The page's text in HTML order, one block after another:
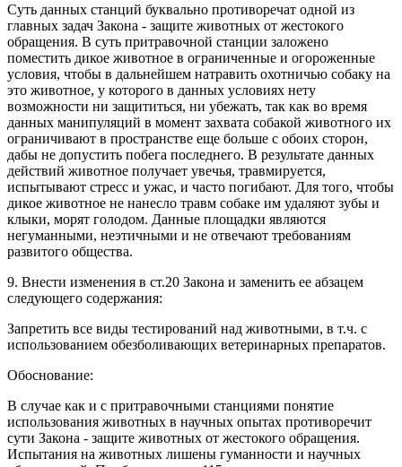
Суть данных станций буквально противоречат одной из
главных задач Закона - защите животных от жестокого
обращения. В суть притравочной станции заложено
поместить дикое животное в ограниченные и огороженные
условия, чтобы в дальнейшем натравить охотничью собаку на
это животное, у которого в данных условиях нету
возможности ни защититься, ни убежать, так как во время
данных манипуляций в момент захвата собакой животного их
ограничивают в пространстве еще больше с обоих сторон,
дабы не допустить побега последнего. В результате данных
действий животное получает увечья, травмируется,
испытывают стресс и ужас, и часто погибают. Для того, чтобы
дикое животное не нанесло травм собаке им удаляют зубы и
клыки, морят голодом. Данные площадки являются
негуманными, неэтичными и не отвечают требованиям
развитого общества.
9. Внести изменения в ст.20 Закона и заменить ее абзацем
следующего содержания:
Запретить все виды тестирований над животными, в т.ч. с
использованием обезболивающих ветеринарных препаратов.
Обоснование:
В случае как и с притравочными станциями понятие
использования животных в научных опытах противоречит
сути Закона - защите животных от жестокого обращения.
Испытания на животных лишены гуманности и научных